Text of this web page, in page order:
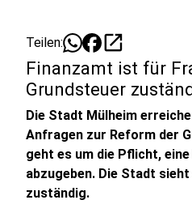
Teilen: open_in_new
Finanzamt ist für
Grundsteuer
Die Stadt Mülheim
Anfragen zur Reform der
geht es um die Pflicht,
abzugeben. Die Stadt
zuständig.